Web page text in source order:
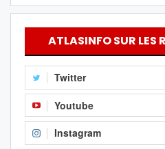
ATLASINFO SUR LES
Twitter
Youtube
Instagram